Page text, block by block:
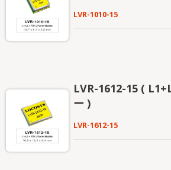
LVR-1010-15
LVR-1612-15 (
ー )
LVR-1612-15